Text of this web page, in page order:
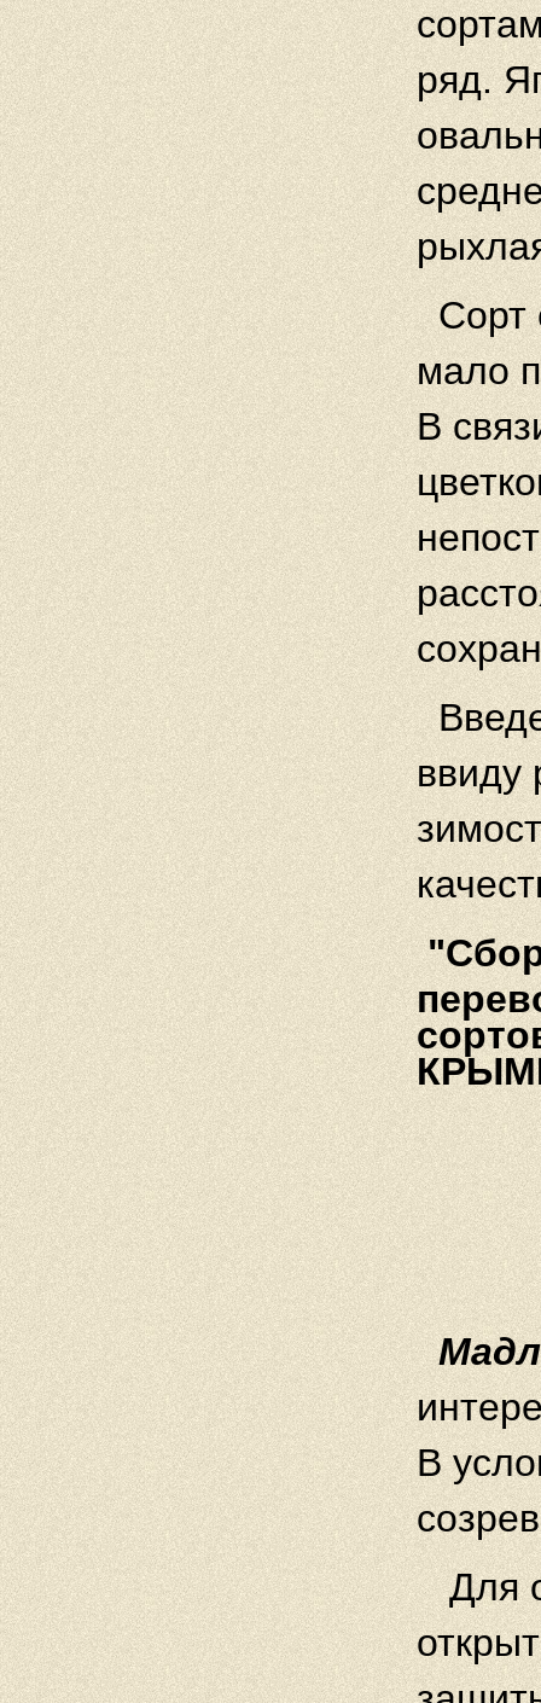
ряд.
Сорт
мало
В
ввиду
В
Для